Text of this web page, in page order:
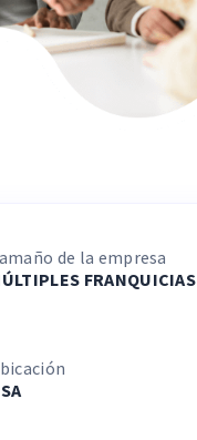
de la empresa
FRANQUICIAS